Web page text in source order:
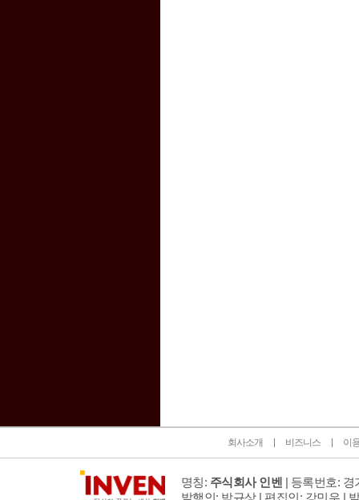
회사소개 비즈니스 이
명칭: 주식회사 인벤 | 등록번호: 경